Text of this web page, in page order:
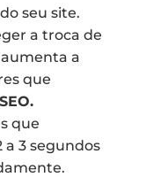
seu site.
a troca de
a
que
SEO.
que
3 segundos